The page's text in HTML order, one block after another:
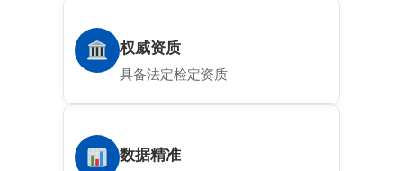
权威资质
具备法定检定资质
数据精准